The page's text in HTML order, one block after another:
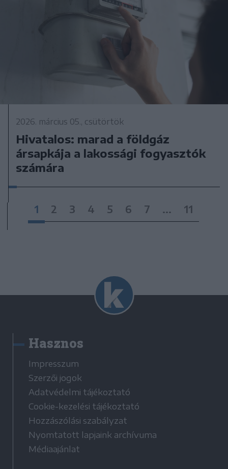
2026. március 05., csütörtök
Hivatalos: marad a földgáz
ársapkája a lakossági fogyasztók
számára
1 2 3 4 5 6 7 ... 11
Hasznos
Impresszum
Szerzői jogok
Adatvédelmi tájékoztató
Cookie-kezelési tájékoztató
Hozzászólási szabályzat
Nyomtatott lapjaink archívuma
Médiaajánlat